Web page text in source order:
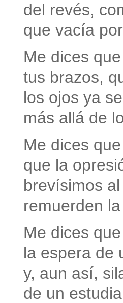
del revés,
que vacía
Me dices
tus brazos,
los ojos ya
más allá de
Me dices
que la
brevísimos
remuerden
Me dices
la espera de
y, aun así,
de un